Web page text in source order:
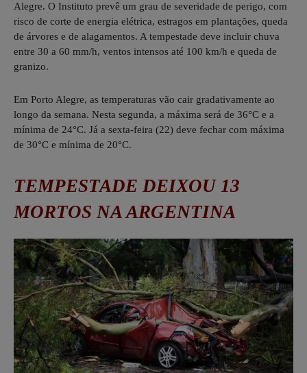
Alegre. O Instituto prevê um grau de severidade de perigo, com
risco de corte de energia elétrica, estragos em plantações, queda
de árvores e de alagamentos. A tempestade deve incluir chuva
entre 30 a 60 mm/h, ventos intensos até 100 km/h e queda de
granizo.
Em Porto Alegre, as temperaturas vão cair gradativamente ao
longo da semana. Nesta segunda, a máxima será de 36°C e a
mínima de 24°C. Já a sexta-feira (22) deve fechar com máxima
de 30°C e mínima de 20°C.
TEMPESTADE DEIXOU 13
MORTOS NA ARGENTINA